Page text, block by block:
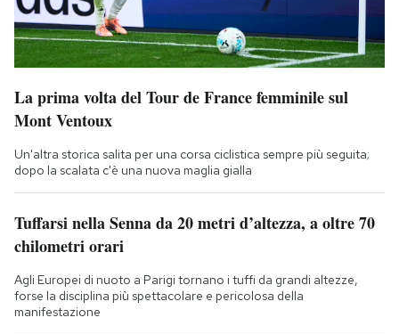
La prima volta del Tour de France femminile sul
Mont Ventoux
Un'altra storica salita per una corsa ciclistica sempre più seguita;
dopo la scalata c'è una nuova maglia gialla
Tuffarsi nella Senna da 20 metri d’altezza, a oltre 70
chilometri orari
Agli Europei di nuoto a Parigi tornano i tuffi da grandi altezze,
forse la disciplina più spettacolare e pericolosa della
manifestazione